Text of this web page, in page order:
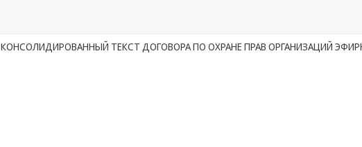
КОНСОЛИДИРОВАННЫЙ ТЕКСТ ДОГОВОРА ПО ОХРАНЕ ПРАВ ОРГАНИЗАЦИЙ